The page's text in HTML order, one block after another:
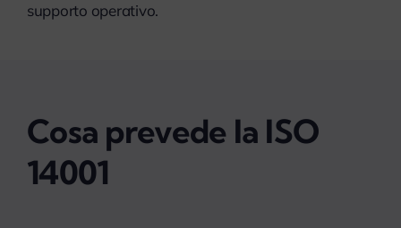
supporto operativo.
Cosa prevede la ISO
14001